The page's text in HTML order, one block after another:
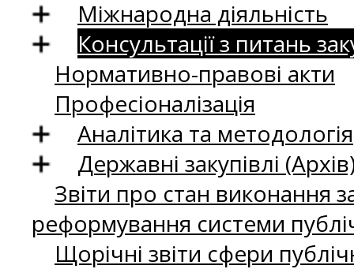
Міжнародна діяльність
Консультації з питань
Нормативно-правові акти
Професіоналізація
Аналітика та методологія
Державні закупівлі
Звіти про стан виконання
реформування системи
Щорічні звіти сфери